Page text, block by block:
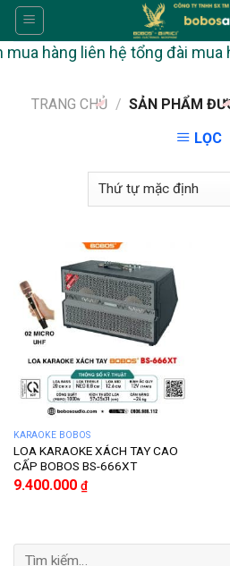
Skip
contenthàng liên hệ tổng đài mua
TRANG CHỦ / SẢN PHẨM
LỌC
KARAOKE BOBOS
LOA KARAOKE XÁCH TAY CAO
CẤP BOBOS BS-666XT
9.400.000 ₫
Tìm